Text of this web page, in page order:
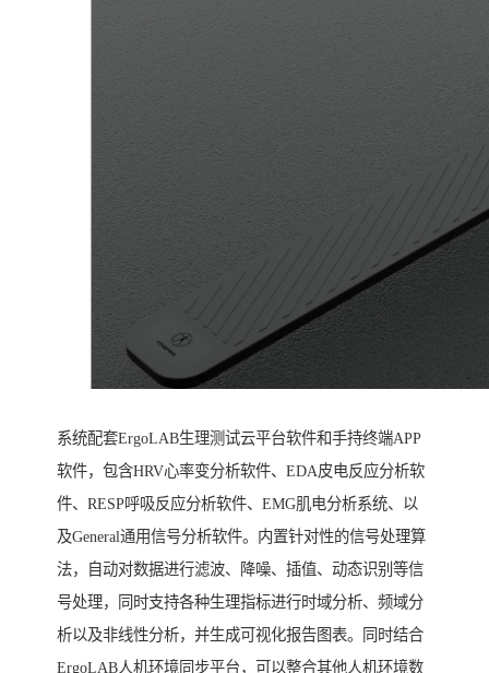
系统配套ErgoLAB生理测试云平台软件和手持终端APP
软件，包含HRV心率变分析软件、EDA皮电反应分析软
件、RESP呼吸反应分析软件、EMG肌电分析系统、以
及General通用信号分析软件。内置针对性的信号处理算
法，自动对数据进行滤波、降噪、插值、动态识别等信
号处理，同时支持各种生理指标进行时域分析、频域分
析以及非线性分析，并生成可视化报告图表。同时结合
ErgoLAB人机环境同步平台，可以整合其他人机环境数